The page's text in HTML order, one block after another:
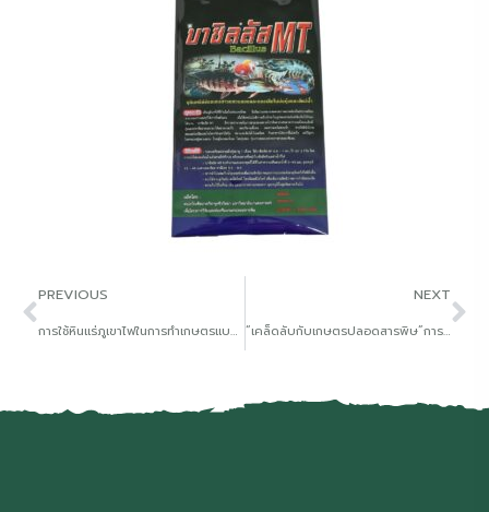
PREVIOUS
การใช้หินแร่ภูเขาไฟในการทำเกษตรแบบชมรมเกษตรปลอดสารพิษ
NEXT
“เคล็ดลับกับเกษตรปลอดสารพิษ”การป้องกันและกำจัดเพลี้ย